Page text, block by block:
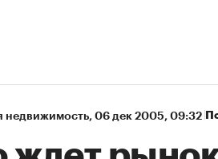
недвижимость⁠, 06 дек 2005, 09:32